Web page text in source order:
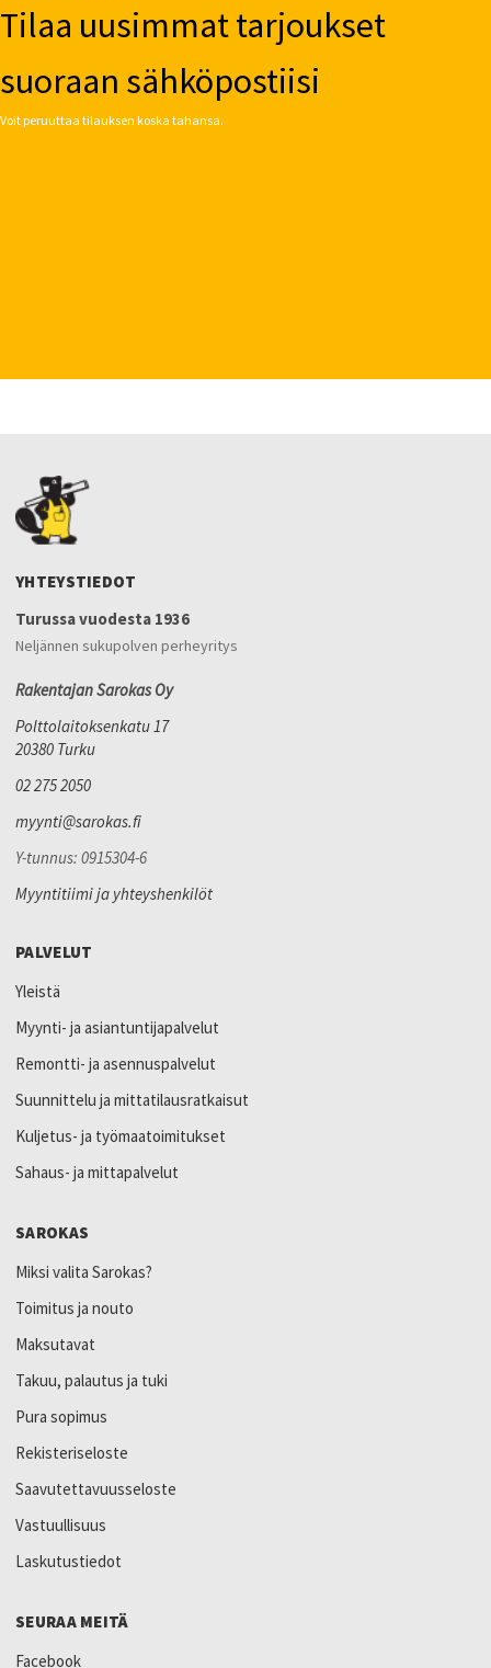
Tilaa uusimmat tarjoukset
suoraan sähköpostiisi
Voit peruuttaa tilauksen koska tahansa.
YHTEYSTIEDOT
Turussa vuodesta 1936
Neljännen sukupolven perheyritys
Rakentajan Sarokas Oy
Polttolaitoksenkatu 17
20380 Turku
02 275 2050
myynti@sarokas.fi
Y-tunnus: 0915304-6
Myyntitiimi ja yhteyshenkilöt
PALVELUT
Yleistä
Myynti- ja asiantuntijapalvelut
Remontti- ja asennuspalvelut
Suunnittelu ja mittatilausratkaisut
Kuljetus- ja työmaatoimitukset
Sahaus- ja mittapalvelut
SAROKAS
Miksi valita Sarokas?
Toimitus ja nouto
Maksutavat
Takuu, palautus ja tuki
Pura sopimus
Rekisteriseloste
Saavutettavuusseloste
Vastuullisuus
Laskutustiedot
SEURAA MEITÄ
Facebook